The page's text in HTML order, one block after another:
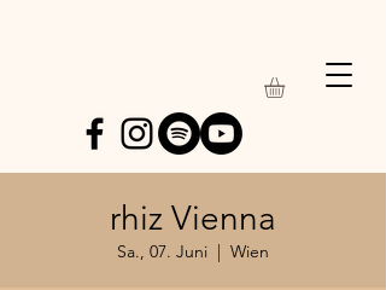
rhiz Vienna
Sa., 07. Juni
  |
Wien